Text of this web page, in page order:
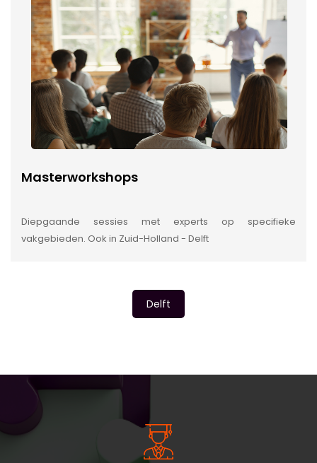
Masterworkshops
Diepgaande sessies met experts op specifieke
vakgebieden. Ook in Zuid-Holland - Delft
Delft
INSIDE INFORMATIE